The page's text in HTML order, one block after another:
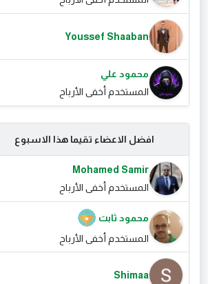
Youssef Shaaban
محمود علي
المستخدم أخفى الأرباح
افضل الاعضاء تقيما هذا الاسبوع
Mohamed Samir
المستخدم أخفى الأرباح
محمود ثابت
المستخدم أخفى الأرباح
Shimaa